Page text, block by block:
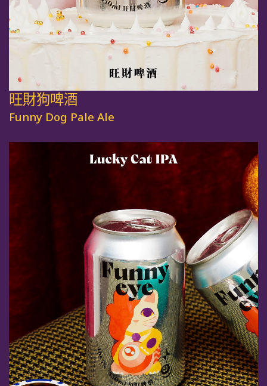
旺財狗啤酒
Funny Dog Pale Ale